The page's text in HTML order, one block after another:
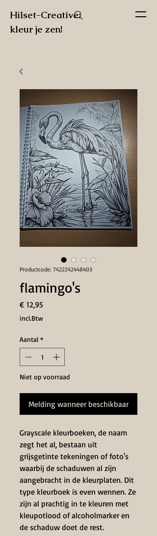
Hilset-Creative:
kleur je zen!
Productcode: 7422242448403
flamingo's
€ 12,95
incl.Btw
Aantal *
Niet op voorraad
Melding wanneer beschikbaar
Grayscale kleurboeken, de naam
zegt het al, bestaan uit
grijsgetinte tekeningen of foto's
waarbij de schaduwen al zijn
aangebracht in de kleurplaten. Dit
type kleurboek is even wennen. Ze
zijn al prachtig in te kleuren met
kleupotlood of alcoholmarker en
de schaduw doet de rest.